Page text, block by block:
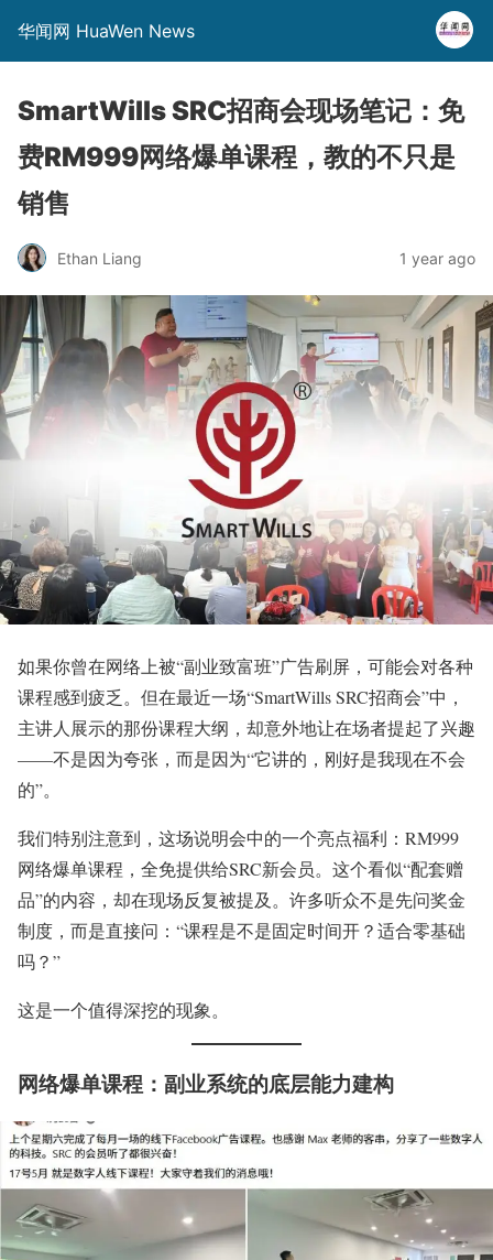
华闻网 HuaWen News
SmartWills SRC招商会现场笔记：免
费RM999网络爆单课程，教的不只是
销售
Ethan Liang 1 year ago
如果你曾在网络上被“副业致富班”广告刷屏，可能会对各种
课程感到疲乏。但在最近一场“SmartWills SRC招商会”中，
主讲人展示的那份课程大纲，却意外地让在场者提起了兴趣
——不是因为夸张，而是因为“它讲的，刚好是我现在不会
的”。
我们特别注意到，这场说明会中的一个亮点福利：RM999
网络爆单课程，全免提供给SRC新会员。这个看似“配套赠
品”的内容，却在现场反复被提及。许多听众不是先问奖金
制度，而是直接问：“课程是不是固定时间开？适合零基础
吗？”
这是一个值得深挖的现象。
网络爆单课程：副业系统的底层能力建构